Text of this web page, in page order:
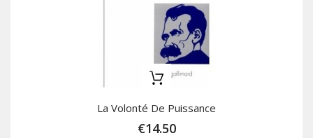
La Volonté De Puissance
€14.50